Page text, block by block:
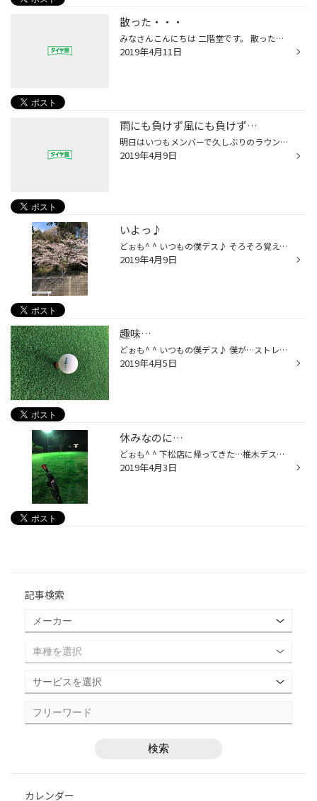
散った・・・
みなさんこんにちは 二階堂です。 散った・・・ 何がですか？って さくらです 毎日見ている さくらが とうとう 散ってしまいました・・・ 春の風物詩のさくらが 散ってしまうと 少し寂しい気もしますが これも自然の光景で 時間の流れを感じます。 これから 更に暖かくなり暑くなり 季節がかわりま...
2019年4月11日
雨にも負けず風にも負けず…
明日はいつもメンバーで久しぶりのラウンド。 ただ…午前中は雨のようで… よりによって何で明日だけ…？ まぁ〜昼から上がるらしいですが。 雨にも負けず風にも負けず 楽しんできます。 ちょっと膝が痛いのが心配ですが…
2019年4月9日
いよっ♪
どぉも^ ^ いつもの僕デス♪ そろそろ覚えてもらいましたかね？僕♪ 仕事中…デスが…こんな所に「桜」^ ^ 店の裏の道端デスが…www 勝手にコーラ片手に一人で花見中(*^^*) 綺麗だぁ！
2019年4月9日
趣味…
どぉも^ ^ いつもの僕デス♪ 僕が…ストレス解消から始めたゴルフが… 姫さんや、ドゥー、ざわ、ゆうのおかげで…まぢ趣味にw みんなより半年遅いスタートやから…早く追いつけたらえぇなぁw ちなみに…最近の日記ネタ ゴルフ話が多くてスイマセヌ(＞人＜;) 店の大半が同じ趣味なもので…www
2019年4月5日
休みなのに…
どぉも^ ^ 下松店に帰ってきた…椎木デス♪ 本日は休みなんですが…休みじゃない！ 仕事じゃないんですが…家のコトやらなきゃいけないコトばっか…-_-b まぁ…溜めたボクが悪いんですが… それは…わかってます！ なんやかんやで…夕方過ぎた(＞人＜;) 少し…ストレス解消してきまーす！
2019年4月3日
記事検索
カレンダー